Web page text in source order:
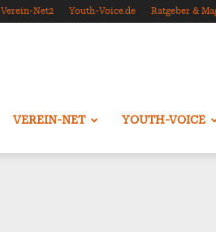
Verein-Net2 Youth-Voice.de Ratgeber &
VEREIN-NET YOUTH-VOICE